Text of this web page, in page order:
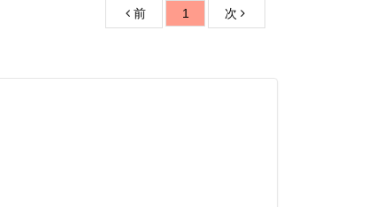
前 1 次